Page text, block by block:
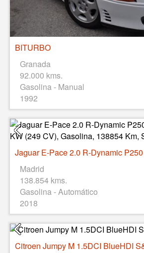
BITURBO
Granada
92.000 kms.
Gasolina - Manual
1992
Madrid
138.854 kms.
Gasolina - Automático
2018
Citroen Jumpy M 1.5DCI BlueHDI